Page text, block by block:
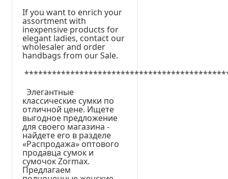
If you want to enrich your
assortment with
inexpensive products for
elegant ladies, contact our
wholesaler and order
handbags from our Sale.
Элегантные
классические сумки по
отличной цене. Ищете
выгодное предложение
для своего магазина -
найдете его в разделе
«Распродажа» оптового
продавца сумок и
сумочок Zormax.
Предлагаем